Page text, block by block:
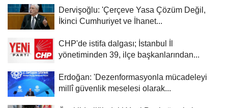
Dervişoğlu: 'Çerçeve Yasa Çözüm Değil,
İkinci Cumhuriyet ve İhanet...
CHP'de istifa dalgası; İstanbul İl
yönetiminden 39, ilçe başkanlarından...
Erdoğan: 'Dezenformasyonla mücadeleyi
millî güvenlik meselesi olarak...